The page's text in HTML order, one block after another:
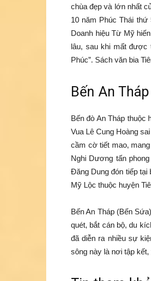
chùa đẹp và lớn nhất
10 năm Phúc Thái
Doanh hiệu Từ Mỹ
lâu, sau khi mất được
Phúc”. Sách văn bia
Bến An Tháp
Bến đò An Tháp thuộc
Vua Lê Cung Hoàng
cầm cờ tiết mao,
Nghi Dương tấn
Đăng Dung đón tiếp tại
Mỹ Lộc thuộc huyện
Bến An Tháp (Bến
quét, bắt cán bộ, du
đã diễn ra nhiều sự
sông này là nơi tập